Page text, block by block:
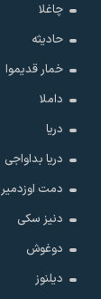
چاغلا
حادیثه
خمار قدیموا
داملا
دریا
دریا بداواجی
دمت اوزدمیر
دنیز سکی
دوغوش
دیلنوز